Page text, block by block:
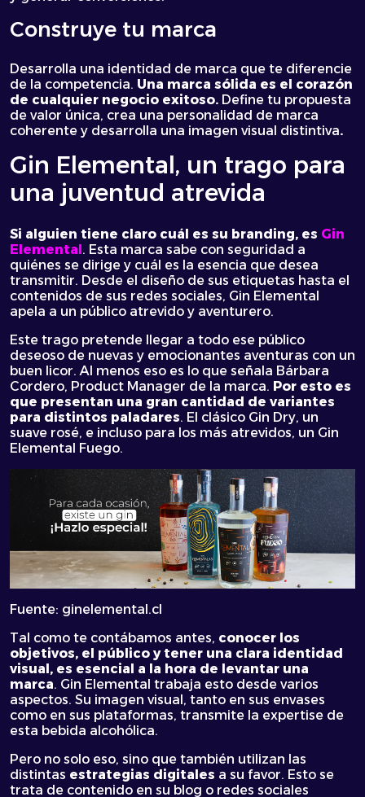
Construye tu marca
Desarrolla una identidad de marca que te diferencie
de la competencia. Una marca sólida es el corazón
de cualquier negocio exitoso. Define tu propuesta
de valor única, crea una personalidad de marca
coherente y desarrolla una imagen visual distintiva.
Gin Elemental, un trago para
una juventud atrevida
Si alguien tiene claro cuál es su branding, es Gin
Elemental. Esta marca sabe con seguridad a
quiénes se dirige y cuál es la esencia que desea
transmitir. Desde el diseño de sus etiquetas hasta el
contenidos de sus redes sociales, Gin Elemental
apela a un público atrevido y aventurero.
Este trago pretende llegar a todo ese público
deseoso de nuevas y emocionantes aventuras con un
buen licor. Al menos eso es lo que señala Bárbara
Cordero, Product Manager de la marca. Por esto es
que presentan una gran cantidad de variantes
para distintos paladares. El clásico Gin Dry, un
suave rosé, e incluso para los más atrevidos, un Gin
Elemental Fuego.
Fuente: ginelemental.cl
Tal como te contábamos antes, conocer los
objetivos, el público y tener una clara identidad
visual, es esencial a la hora de levantar una
marca. Gin Elemental trabaja esto desde varios
aspectos. Su imagen visual, tanto en sus envases
como en sus plataformas, transmite la expertise de
esta bebida alcohólica.
Pero no solo eso, sino que también utilizan las
distintas estrategias digitales a su favor. Esto se
trata de contenido en su blog o redes sociales